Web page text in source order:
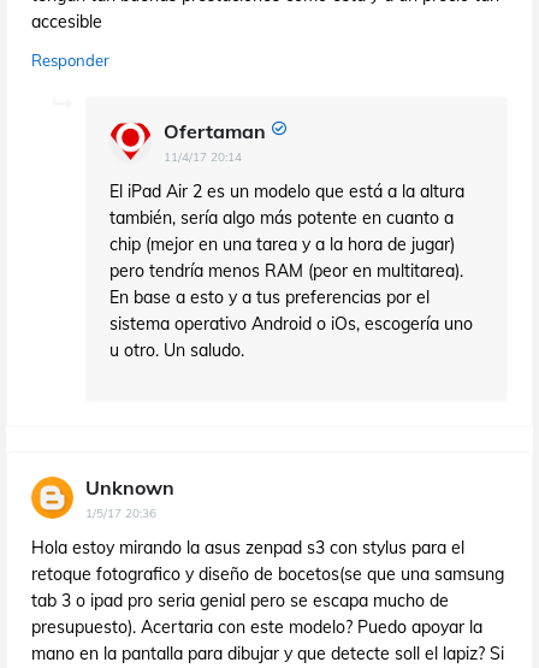
accesible
Responder
Ofertaman
11/4/17 20:14
El iPad Air 2 es un modelo que está a la altura
también, sería algo más potente en cuanto a
chip (mejor en una tarea y a la hora de jugar)
pero tendría menos RAM (peor en multitarea).
En base a esto y a tus preferencias por el
sistema operativo Android o iOs, escogería uno
u otro. Un saludo.
Unknown
1/5/17 20:36
Hola estoy mirando la asus zenpad s3 con stylus para el
retoque fotografico y diseño de bocetos(se que una samsung
tab 3 o ipad pro seria genial pero se escapa mucho de
presupuesto). Acertaria con este modelo? Puedo apoyar la
mano en la pantalla para dibujar y que detecte soll el lapiz? Si